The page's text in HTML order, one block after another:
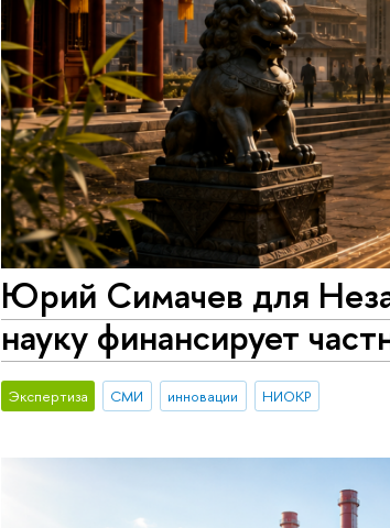
Юрий Симачев для
науку финансирует
Экспертиза СМИ инновации НИОКР